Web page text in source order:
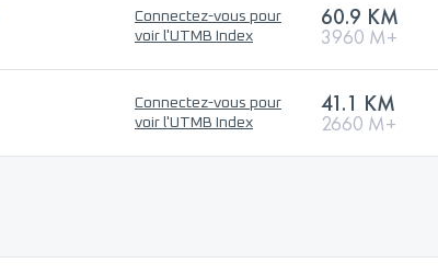
Connectez-vous pour
voir l'UTMB Index
60.9 KM
3960 M+
Connectez-vous pour
voir l'UTMB Index
41.1 KM
2660 M+